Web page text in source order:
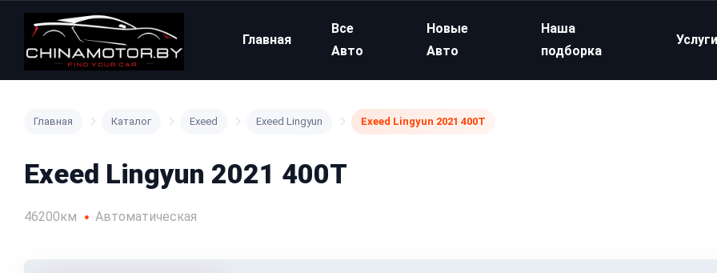
Главная
Все
Авто
Новые
Авто
Наша
подборка
Главная Каталог Exeed Exeed Lingyun Exeed Lingyun 2021 400T
Exeed Lingyun 2021 400T
46200км Автоматическая